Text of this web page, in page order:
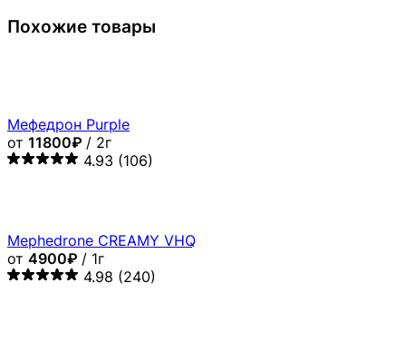
Похожие товары
Мефедрон Purple
от 11800₽ / 2г
4.93 (106)
Mephedrone CREAMY VHQ
от 4900₽ / 1г
4.98 (240)